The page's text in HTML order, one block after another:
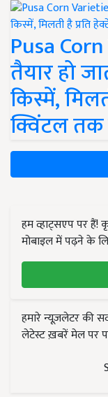
Pusa
तैयार हो
किस्में,
क्विंटल तक
हम व्हाट्सएप पर
मोबाइल में पढ़ने के
हमारे न्यूज़लेटर की
लेटेस्ट ख़बरें मेल पर